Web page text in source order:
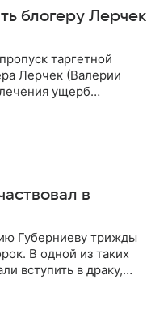
блогеру Лерчек
таргетной
Лерчек (Валерии
ущерб
в
Губерниеву трижды
В одной из таких
вступить в драку,